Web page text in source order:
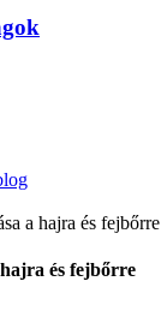
a hajra és fejbőrre
és fejbőrre